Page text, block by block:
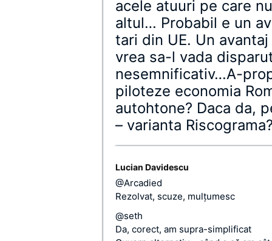
acele atuuri pe care
altul… Probabil e un
tari din UE. Un
vrea sa-l vada
nesemnificativ…A-
piloteze economia
autohtone? Daca da,
– varianta
Lucian Davidescu
@Arcadied
Rezolvat, scuze, mulţumesc
@seth
Da, corect, am supra-simplificat